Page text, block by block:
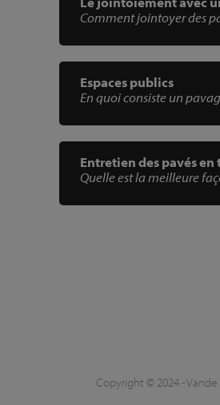
Comment jointoyer des
Espaces publics
En quoi consiste un
Entretien des pavés
Quelle est la meilleure
Copyright © 2024 -